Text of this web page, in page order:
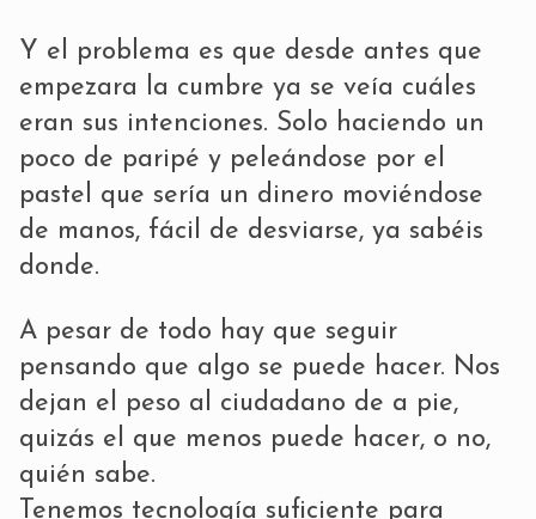
Y el problema es que desde antes que
empezara la cumbre ya se veía cuáles
eran sus intenciones. Solo haciendo un
poco de paripé y peleándose por el
pastel que sería un dinero moviéndose
de manos, fácil de desviarse, ya sabéis
donde.
A pesar de todo hay que seguir
pensando que algo se puede hacer. Nos
dejan el peso al ciudadano de a pie,
quizás el que menos puede hacer, o no,
quién sabe.
Tenemos tecnología suficiente para